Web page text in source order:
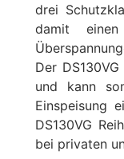
drei
damit
Der
und kann
Einspeisung
DS130VG
bei privaten